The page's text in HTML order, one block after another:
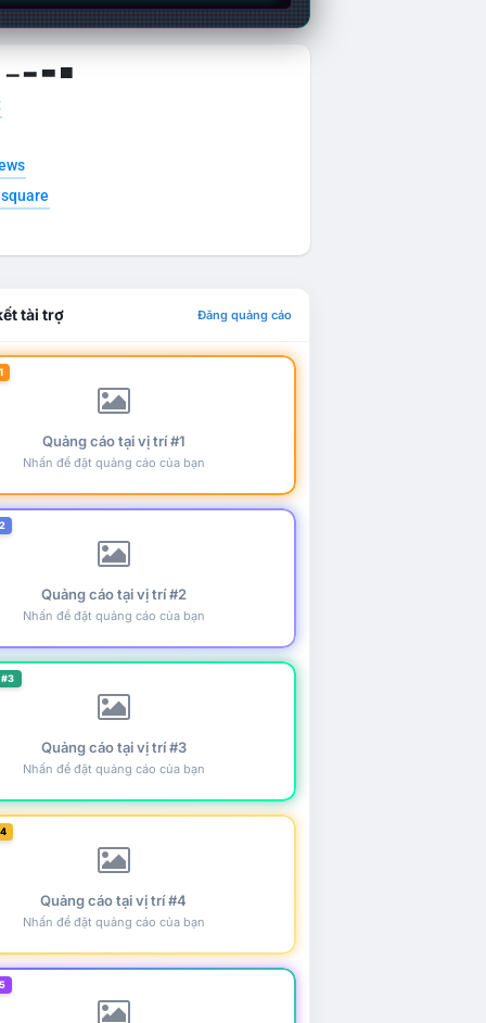
▁ ▂ ▃ ▄
tài trợ Đăng quảng cáo
Quảng cáo tại vị trí #1
Nhấn để đặt quảng cáo của bạn
Quảng cáo tại vị trí #2
Nhấn để đặt quảng cáo của bạn
Quảng cáo tại vị trí #3
Nhấn để đặt quảng cáo của bạn
Quảng cáo tại vị trí #4
Nhấn để đặt quảng cáo của bạn